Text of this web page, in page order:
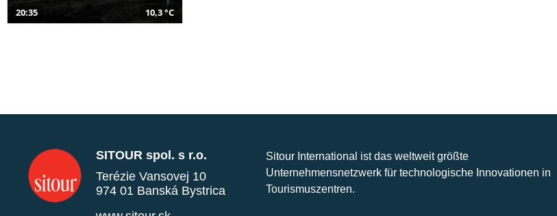
20:35 10,3 °C
SITOUR spol. s r.o.
Terézie Vansovej 10
974 01 Banská Bystrica
Sitour International ist das weltweit größte
Unternehmensnetzwerk für technologische Innovationen in
Tourismuszentren.